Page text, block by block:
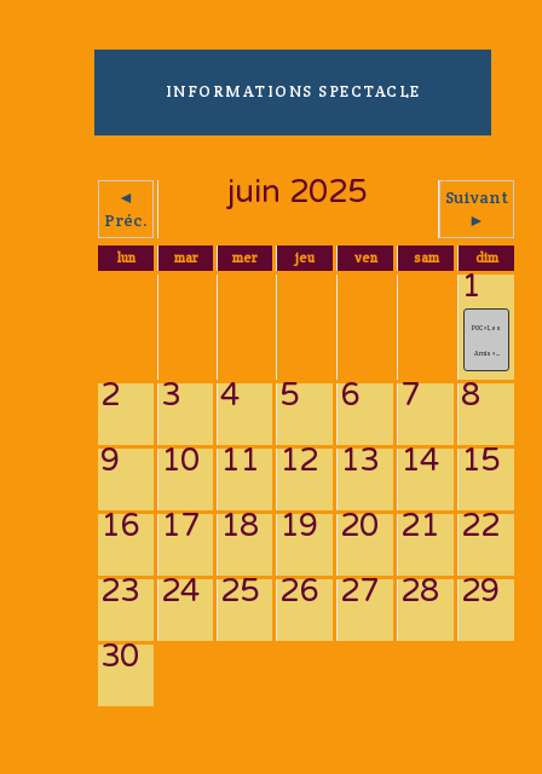
INFORMATIONS SPECTACLE
◄
Préc.
juin 2025
Suivant
►
lun mar mer jeu ven sam dim
1
POC « Les
Amis « ...
2 3 4 5 6 7
8
9
10 11 12 13 14 15
16 17 18 19 20 21 22
23 24 25 26 27 28 29
30